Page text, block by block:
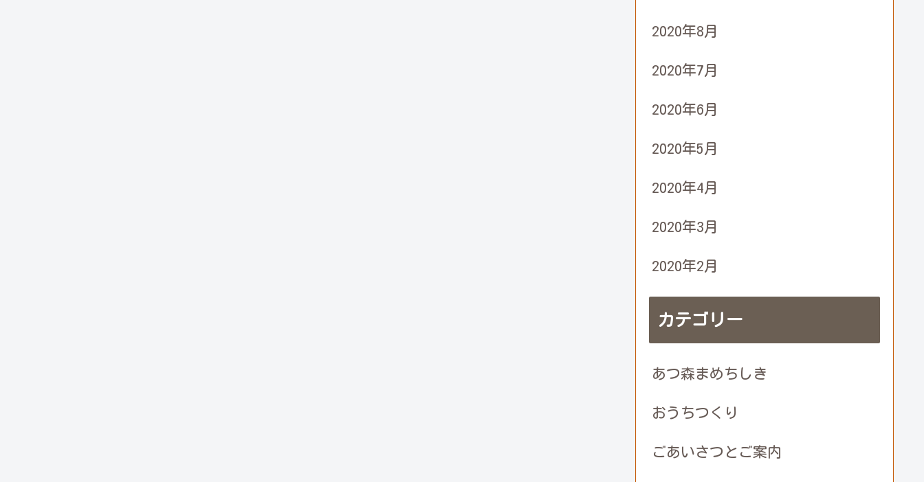
2020年8月
2020年7月
2020年6月
2020年5月
2020年4月
2020年3月
2020年2月
カテゴリー
あつ森まめちしき
おうちつくり
ごあいさつとご案内